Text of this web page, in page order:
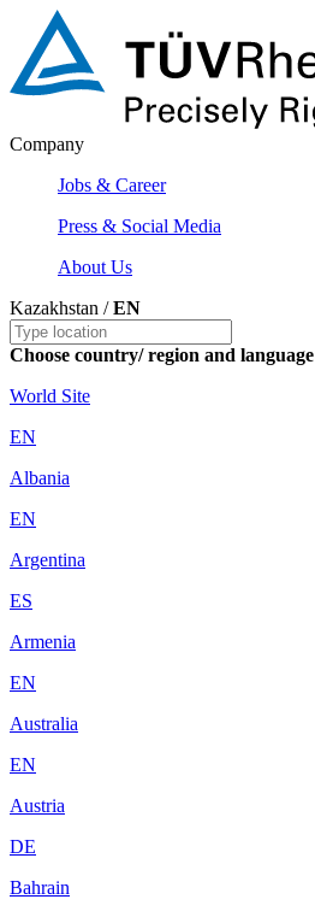
Company
Jobs & Career
Press & Social Media
About Us
Kazakhstan /EN
Choose country/ region and language
World Site
EN
Albania
EN
Argentina
ES
Armenia
EN
Australia
EN
Austria
DE
Bahrain